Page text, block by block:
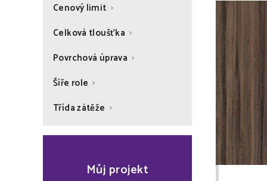
Cenový limit
Celková tloušťka
Povrchová úprava
Šíře role
Třída zátěže
Můj projekt